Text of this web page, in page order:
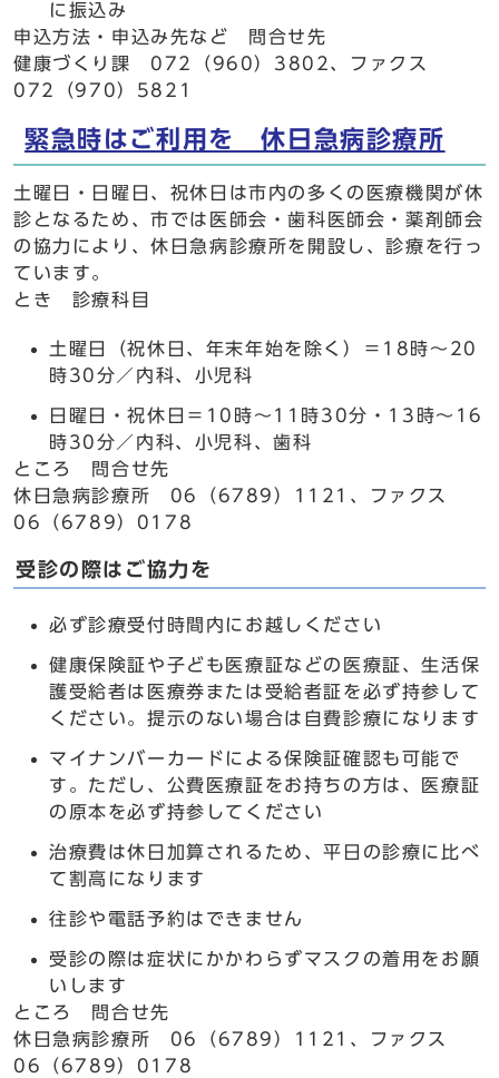
に振込み
申込方法・申込み先など 問合せ先
健康づくり課 072（960）3802、ファクス
072（970）5821
緊急時はご利用を 休日急病診療所
土曜日・日曜日、祝休日は市内の多くの医療機関が休
診となるため、市では医師会・歯科医師会・薬剤師会
の協力により、休日急病診療所を開設し、診療を行っ
ています。
とき 診療科目
土曜日（祝休日、年末年始を除く）＝18時～20
時30分／内科、小児科
日曜日・祝休日＝10時～11時30分・13時～16
時30分／内科、小児科、歯科
ところ 問合せ先
休日急病診療所 06（6789）1121、ファクス
06（6789）0178
受診の際はご協力を
必ず診療受付時間内にお越しください
健康保険証や子ども医療証などの医療証、生活保
護受給者は医療券または受給者証を必ず持参して
ください。提示のない場合は自費診療になります
マイナンバーカードによる保険証確認も可能で
す。ただし、公費医療証をお持ちの方は、医療証
の原本を必ず持参してください
治療費は休日加算されるため、平日の診療に比べ
て割高になります
往診や電話予約はできません
受診の際は症状にかかわらずマスクの着用をお願
いします
ところ 問合せ先
休日急病診療所 06（6789）1121、ファクス
06（6789）0178